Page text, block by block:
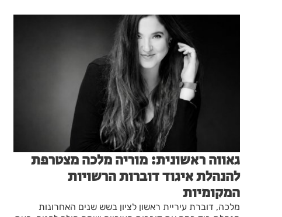
גאווה ראשונית: מוריה מלכה מצטרפת
להנהלת איגוד דוברות הרשויות
המקומיות
מלכה, דוברת עיריית ראשון לציון בשש שנים האחרונות